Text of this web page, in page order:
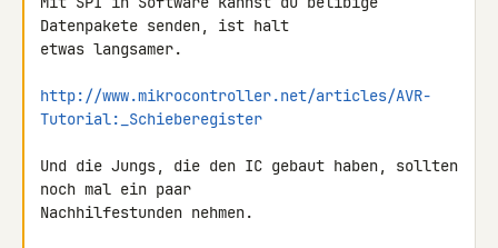
Datenpakete senden, ist halt
etwas langsamer.
http://www.mikrocontroller.net/articles/AVR-
Tutorial:_Schieberegister
Und die Jungs, die den IC gebaut haben, sollten
noch mal ein paar
Nachhilfestunden nehmen.